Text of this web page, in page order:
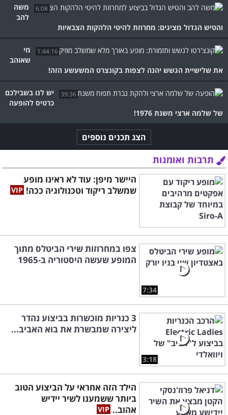
6:08
משה
להב
והטיש הגדול מציגים: מחרוזת להיטי הלהקות הצבאיות
1:44:16
מי
שאוהב
את שלישיית הגשש יהנה לצפות בקונצרט המשעשע הזה!
39:36
יש לנו בשבילכם
כרטיס להופעה
של שלמה ארצי משנת 1976!
הצג תכנים נוספים
תרבות ואומנות
היישר מיפן: עוד לא ראינו מופע
שמשלב ריקוד וטכנולוגיה ככה!
7:34
צפו במחרוזות שירי הביטלס מתוך
המופע שעשה היסטוריה ב-1965
3:18
3 כנריות מוכשרות בביצוע נהדר
ליצירה שמבשרת את בוא האביב...
הילד הזה אחראי על הביצוע הטוב
ביותר ששמענו לשיר יידיש
אהוב..